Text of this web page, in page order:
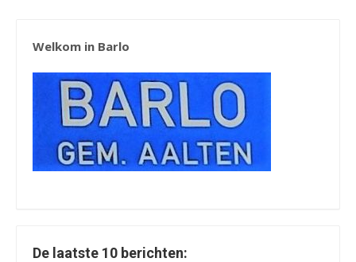
Welkom in Barlo
De laatste 10 berichten: